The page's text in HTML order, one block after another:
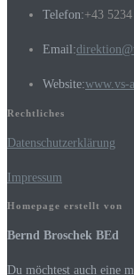
Telefon:+43
Email:
Website:www.vs-
Rechtliches
Datenschutzerklärung
Impressum
Homepage erstellt von
Bernd Broschek BEd
Du möchtest auch eine